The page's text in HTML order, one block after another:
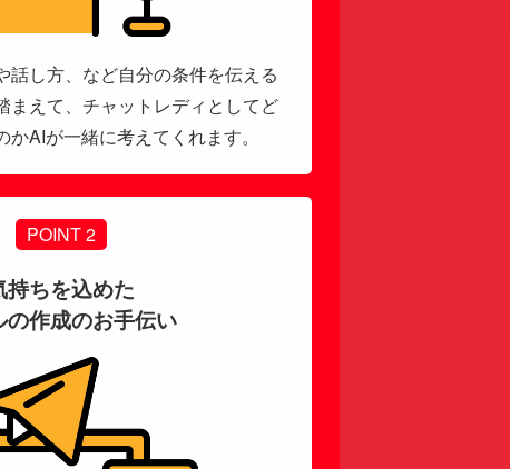
話し方、など自分の条件を伝える
まえて、チャットレディとしてど
AIが一緒に考えてくれます。
POINT 2
持ちを込めた
の作成のお手伝い